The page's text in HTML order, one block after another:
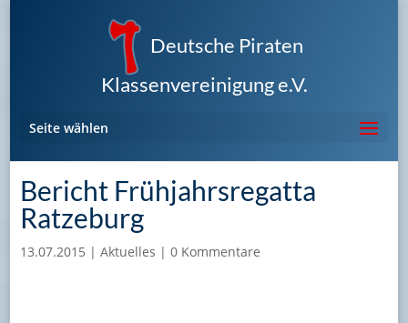
Deutsche Piraten
Klassenvereinigung e.V.
Seite wählen
Bericht Frühjahrsregatta
Ratzeburg
13.07.2015 | Aktuelles | 0 Kommentare